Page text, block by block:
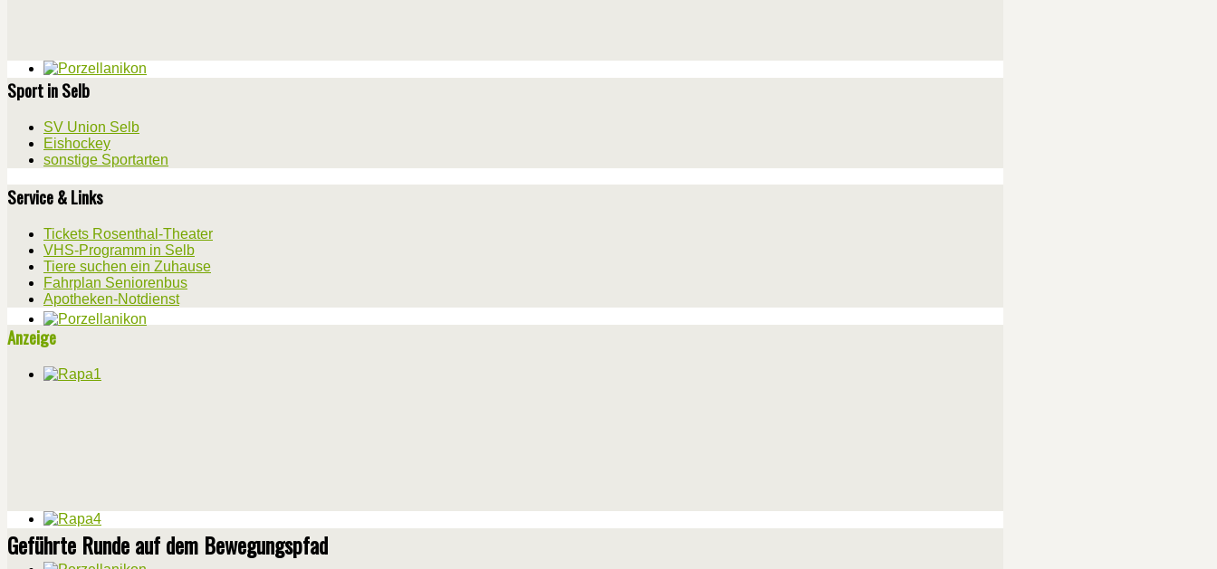
Sport in Selb
SV Union Selb
Eishockey
sonstige Sportarten
Service & Links
Tickets Rosenthal-Theater
VHS-Programm in Selb
Tiere suchen ein Zuhause
Fahrplan Seniorenbus
Apotheken-Notdienst
Anzeige
Geführte Runde auf dem Bewegungspfad